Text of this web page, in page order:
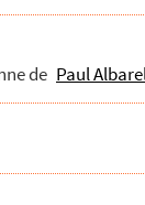
de Paul